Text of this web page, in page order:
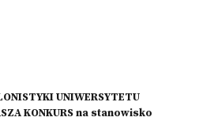
UNIWERSYTETU
KONKURS na stanowisko